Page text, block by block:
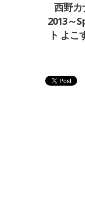
西野
2013～
ト よこ